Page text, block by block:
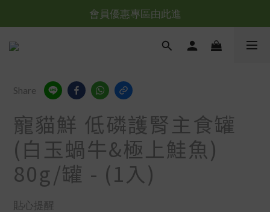
台灣滿NT$全館滿1200免運｜海外滿NT$3000免運
會員優惠專區由此進
Share
寵貓鮮 低磷護腎主食罐
(白玉蝸牛&極上鮭魚)
80g/罐 - (1入)
貼心提醒